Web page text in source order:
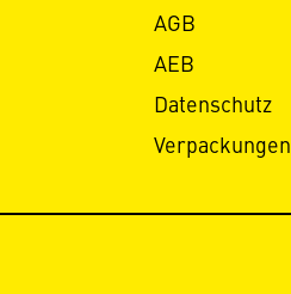
AGB
AEB
Datenschutz
Verpackungen